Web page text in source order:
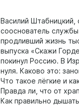
Василий Штабницкий,
сооснователь
продливший жизнь
выпуска «Скажи
покинул Россию. В
нуля. Каково это:
Что такое лёгкие и
Правда ли, что от
Как правильно